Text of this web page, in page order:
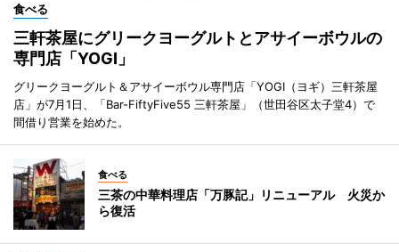
食べる
三軒茶屋にグリークヨーグルトとアサイーボウルの
専門店「YOGI」
グリークヨーグルト＆アサイーボウル専門店「YOGI（ヨギ）三軒茶屋
店」が7月1日、「Bar-FiftyFive55 三軒茶屋」（世田谷区太子堂4）で
間借り営業を始めた。
食べる
三茶の中華料理店「万豚記」リニューアル 火災か
ら復活